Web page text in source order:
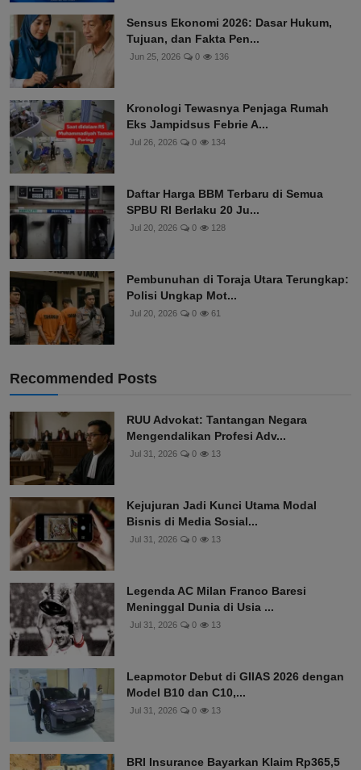
Sensus Ekonomi 2026: Dasar Hukum,
Tujuan, dan Fakta Pen...
Jun 25, 2026 0 136
Kronologi Tewasnya Penjaga Rumah
Eks Jampidsus Febrie A...
Jul 26, 2026 0 134
Daftar Harga BBM Terbaru di Semua
SPBU RI Berlaku 20 Ju...
Jul 20, 2026 0 128
Pembunuhan di Toraja Utara Terungkap:
Polisi Ungkap Mot...
Jul 20, 2026 0 61
Recommended Posts
RUU Advokat: Tantangan Negara
Mengendalikan Profesi Adv...
Jul 31, 2026 0 13
Kejujuran Jadi Kunci Utama Modal
Bisnis di Media Sosial...
Jul 31, 2026 0 13
Legenda AC Milan Franco Baresi
Meninggal Dunia di Usia ...
Jul 31, 2026 0 13
Leapmotor Debut di GIIAS 2026 dengan
Model B10 dan C10,...
Jul 31, 2026 0 13
BRI Insurance Bayarkan Klaim Rp365,5